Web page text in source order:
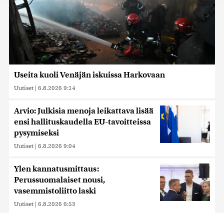
jaamme sosiaalisen median, mainosalan ja analytiikka-
alan kumppaneillemme tietoja siitä, miten käytät
sivustoamme. Kumppanimme voivat yhdistää näitä
tietoja muihin tietoihin, joita olet antanut heille tai joita on
kerätty, kun olet käyttänyt heidän palvelujaan. Tietoja
saatetaan myös siirtää ulkomaille.
Useita kuoli Venäjän iskuissa Harkovaan
Uutiset | 6.8.2026 9:14
Arvio: Julkisia menoja leikattava lisää
ensi hallituskaudella EU-tavoitteissa
pysymiseksi
Uutiset | 6.8.2026 9:04
Ylen kannatusmittaus:
Perussuomalaiset nousi,
vasemmistoliitto laski
Uutiset | 6.8.2026 6:53